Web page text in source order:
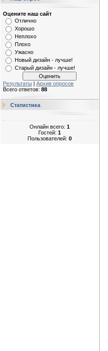
Оцените наш сайт
Отлично
Хорошо
Неплохо
Плохо
Ужасно
Новый дизайн - лучше!
Старый дизайн - лучше!
Результаты | Архив опросов
Всего ответов: 88
Статистика
Онлайн всего: 1
Гостей: 1
Пользователей: 0